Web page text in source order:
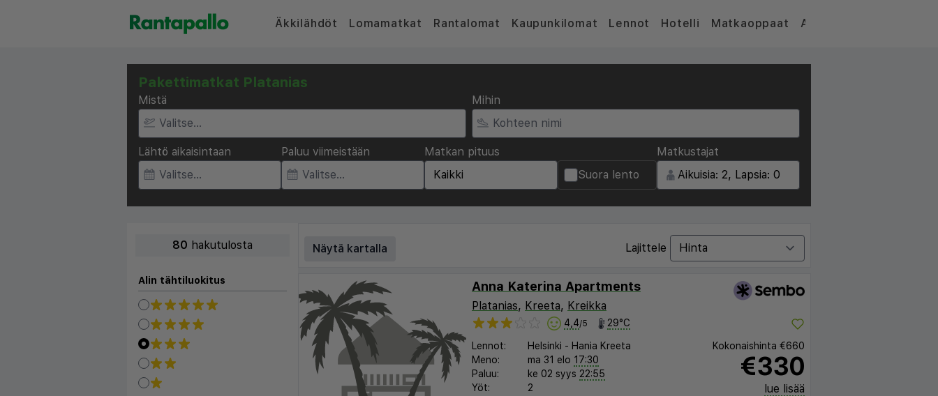
Äkkilähdöt Lomamatkat Rantalomat Kaupunkilomat Lennot Hotelli Matkaoppaat Artikkelit
Pakettimatkat Platanias
Mistä Mihin
Lähtö aikaisintaan Paluu viimeistään
Matkan pituus
Suora lento
Matkustajat
80 hakutulosta
Alin tähtiluokitus
Näytä kartalla Lajittele
Anna Katerina Apartments
Platanias, Kreeta, Kreikka
4,4/5 29°C
Lennot: Helsinki - Hania Kreeta
Meno:
ma 31 elo 17:30
Paluu:
ke 02 syys 22:55
Yöt:
2
Kokonaishinta €660
€330
lue lisää